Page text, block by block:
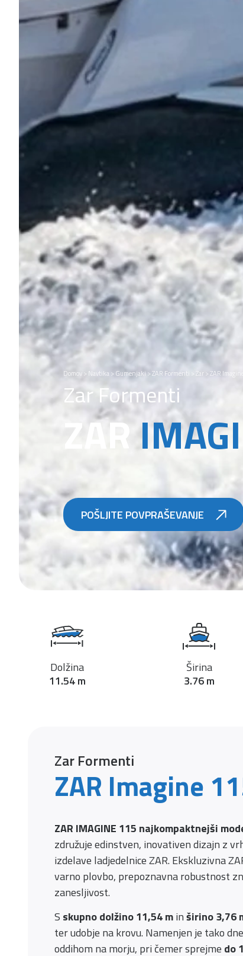
Domov > Navtika > Gumenjaki >ZAR Formenti >Zar>ZAR Imagine
Zar Formenti
ZAR
POŠLJITE POVPRAŠEVANJE
Dolžina
11.54 m
Širina
3.76 m
Zar Formenti
ZAR Imagine
ZAR IMAGINE 115 najkompaktnejši
združuje edinstven, inovativen dizajn z
izdelave ladjedelnice ZAR. Ekskluzivna
varno plovbo, prepoznavna robustnost
zanesljivost.
S skupno dolžino 11,54 minširino 3,76
ter udobje na krovu. Namenjen je tako
oddihom na morju, pri čemer sprejme do